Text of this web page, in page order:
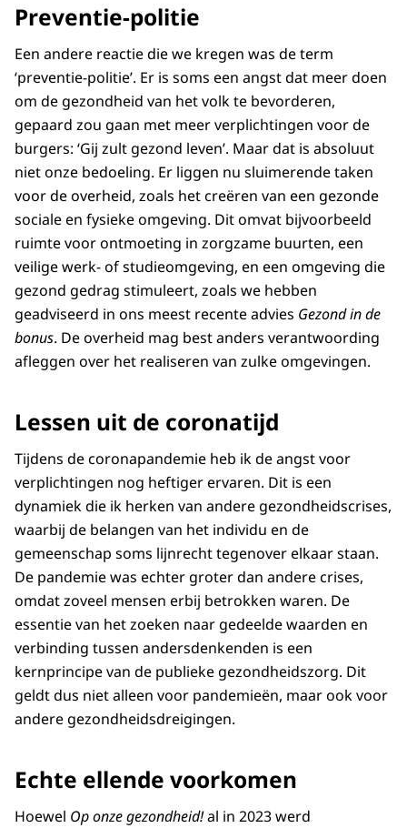
Preventie-politie
Een andere reactie die we kregen was de term
‘preventie-politie’. Er is soms een angst dat meer doen
om de gezondheid van het volk te bevorderen,
gepaard zou gaan met meer verplichtingen voor de
burgers: ‘Gij zult gezond leven’. Maar dat is absoluut
niet onze bedoeling. Er liggen nu sluimerende taken
voor de overheid, zoals het creëren van een gezonde
sociale en fysieke omgeving. Dit omvat bijvoorbeeld
ruimte voor ontmoeting in zorgzame buurten, een
veilige werk- of studieomgeving, en een omgeving die
gezond gedrag stimuleert, zoals we hebben
geadviseerd in ons meest recente advies Gezond in de
bonus. De overheid mag best anders verantwoording
afleggen over het realiseren van zulke omgevingen.
Lessen uit de coronatijd
Tijdens de coronapandemie heb ik de angst voor
verplichtingen nog heftiger ervaren. Dit is een
dynamiek die ik herken van andere gezondheidscrises,
waarbij de belangen van het individu en de
gemeenschap soms lijnrecht tegenover elkaar staan.
De pandemie was echter groter dan andere crises,
omdat zoveel mensen erbij betrokken waren. De
essentie van het zoeken naar gedeelde waarden en
verbinding tussen andersdenkenden is een
kernprincipe van de publieke gezondheidszorg. Dit
geldt dus niet alleen voor pandemieën, maar ook voor
andere gezondheidsdreigingen.
Echte ellende voorkomen
Hoewel Op onze gezondheid!al in 2023 werd